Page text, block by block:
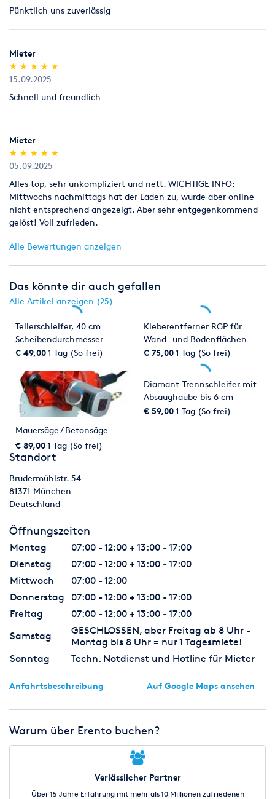
Verbrauchsmaterial (z.B. Schleifpapiere für Parkettschleifer),
das nicht benutzt worden ist, nehmen wir innerhalb von 7
ungeöffnet (kein Anbruch).
Legitimation
Als Neukunde bitten wir Sie einen gültigen amtlichen
(Personalausweis).
Pünktlich uns zuverlässig
Mieter
(*)
★
★
(*) ★
★
(*) ★
★
(*) ★
★
(*) ★
★
15.09.2025
Schnell und freundlich
Mieter
(*)
★
★
(*) ★
★
(*) ★
★
(*) ★
★
(*) ★
★
05.09.2025
Alles top, sehr unkompliziert und nett. WICHTIGE INFO:
Mittwochs nachmittags hat der Laden zu, wurde aber online
nicht entsprechend angezeigt. Aber sehr entgegenkommend
gelöst! Voll zufrieden.
Alle Bewertungen anzeigen
Das könnte dir auch gefallen
Alle Artikel anzeigen (25)
Tellerschleifer, 40 cm
Scheibendurchmesser
€ 49,001 Tag (So frei)
Kleberentferner RGP für
Wand- und Bodenflächen
€ 75,001 Tag (So frei)
Mauersäge / Betonsäge
€ 89,001 Tag (So frei)
Diamant-Trennschleifer mit
Absaughaube bis 6 cm
Schnitttiefe
€ 59,001 Tag (So frei)
Standort
Brudermühlstr. 54
81371 München
Deutschland
Öffnungszeiten
Montag
07:00 - 12:00 + 13:00 - 17:00
Dienstag
07:00 - 12:00 + 13:00 - 17:00
Mittwoch
07:00 - 12:00
Donnerstag
07:00 - 12:00 + 13:00 - 17:00
Freitag
07:00 - 12:00 + 13:00 - 17:00
Samstag
GESCHLOSSEN, aber Freitag ab 8 Uhr -
Montag bis 8 Uhr = nur 1 Tagesmiete!
Sonntag
Techn. Notdienst und Hotline für Mieter
Anfahrtsbeschreibung Auf Google Maps ansehen
Warum über Erento buchen?
Verlässlicher Partner
Über 15 Jahre Erfahrung mit mehr als 10 Millionen zufriedenen